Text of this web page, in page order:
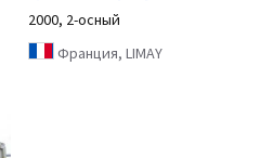
2000, 2-осный
Франция, LIMAY